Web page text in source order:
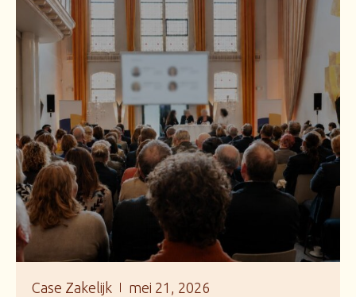
Case Zakelijk mei 21, 2026